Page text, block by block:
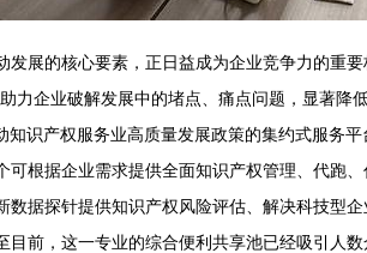
展的核心要素，正日益成为企业竞争力的重
力企业破解发展中的堵点、痛点问题，显著降
知识产权服务业高质量发展政策的集约式服务
根据企业需求提供全面知识产权管理、代跑
据探针提供知识产权风险评估、解决科技型
前，这一专业的综合便利共享池已经吸引人